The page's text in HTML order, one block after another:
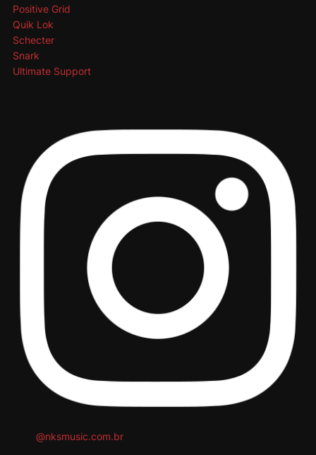
Positive Grid
Quik Lok
Schecter
Snark
Ultimate Support
@nksmusic.com.br